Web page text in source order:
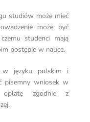
studiów może mieć
może być
studenci mają
postępie w nauce.
w języku polskim i
pisemny wniosek w
opłatę zgodnie z